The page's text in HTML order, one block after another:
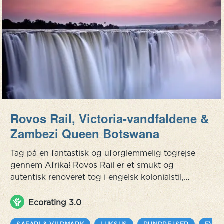
Rovos Rail, Victoria-vandfaldene &
Zambezi Queen Botswana
Tag på en fantastisk og uforglemmelig togrejse
gennem Afrika! Rovos Rail er et smukt og
autentisk renoveret tog i engelsk kolonialstil,
hvor du føler dig hensat til en anden tid, og hvor
landskabet udfolder sig mens toget ofte
langsomt bevæger sig gennem Sydafrikas
Ecorating 3.0